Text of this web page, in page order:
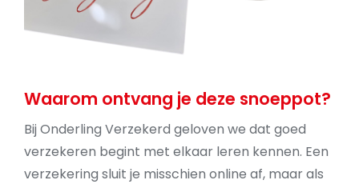
Waarom ontvang je deze snoeppot?
Bij Onderling Verzekerd geloven we dat goed
verzekeren begint met elkaar leren kennen. Een
verzekering sluit je misschien online af, maar als